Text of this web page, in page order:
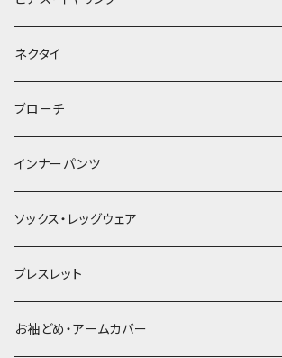
ヘッドドレス・カチューシャ
ヘアゴム
簪
ネクタイ
ブローチ
インナーパンツ
ソックス・レッグウェア
ブレスレット
お袖どめ・アームカバー